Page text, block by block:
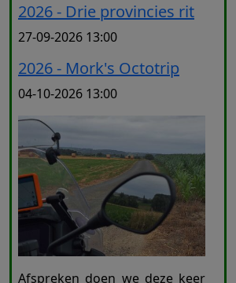
2026 - Drie provincies rit
27-09-2026 13:00
2026 - Mork's Octotrip
04-10-2026 13:00
Afspreken doen we deze keer